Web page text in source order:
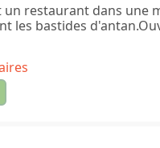
restaurant dans une
les bastides